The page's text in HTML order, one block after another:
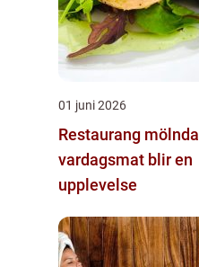
01 juni 2026
Restaurang mölndal där
vardagsmat blir en
upplevelse